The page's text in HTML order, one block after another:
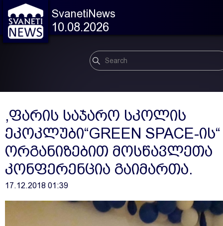
SvanetiNews
10.08.2026
,ფარის საჯარო სკოლის
ეკოკლუბი“GREEN SPACE-ის“
ორგანიზებით მოსწავლეთა
კონფერენცია გაიმართა.
17.12.2018 01:39